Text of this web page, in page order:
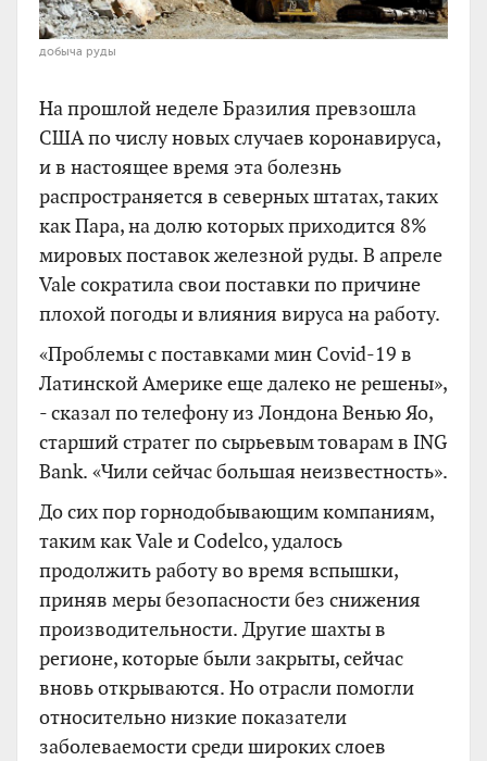
добыча руды
На прошлой неделе Бразилия превзошла
США по числу новых случаев коронавируса,
и в настоящее время эта болезнь
распространяется в северных штатах, таких
как Пара, на долю которых приходится 8%
мировых поставок железной руды. В апреле
Vale сократила свои поставки по причине
плохой погоды и влияния вируса на работу.
«Проблемы с поставками мин Covid-19 в
Латинской Америке еще далеко не решены»,
- сказал по телефону из Лондона Венью Яо,
старший стратег по сырьевым товарам в ING
Bank. «Чили сейчас большая неизвестность».
До сих пор горнодобывающим компаниям,
таким как Vale и Codelco, удалось
продолжить работу во время вспышки,
приняв меры безопасности без снижения
производительности. Другие шахты в
регионе, которые были закрыты, сейчас
вновь открываются. Но отрасли помогли
относительно низкие показатели
заболеваемости среди широких слоев